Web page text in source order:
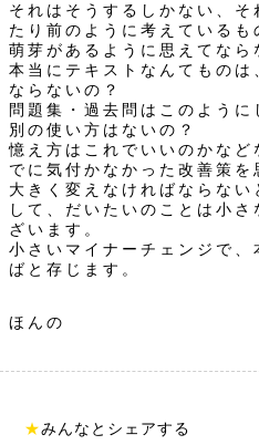
それはそうするしかない、
たり前のように考えている
萌芽があるように思えてなら
本当にテキストなんてもの
ならないの？
問題集・過去問はこのよう
別の使い方はないの？
憶え方はこれでいいのかなど
でに気付かなかった改善策を
大きく変えなければならない
して、だいたいのことは小
ざいます。
小さいマイナーチェンジで
ばと存じます。
ほんの
★みんなとシェアする